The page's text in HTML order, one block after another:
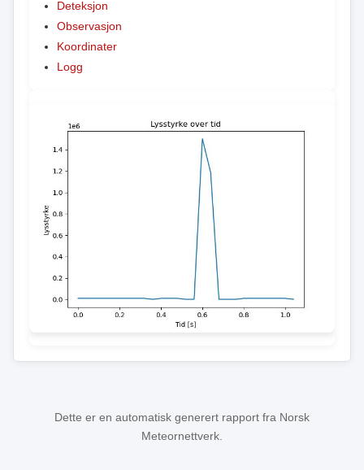
Deteksjon
Observasjon
Koordinater
Logg
Dette er en automatisk generert rapport fra Norsk
Meteornettverk.